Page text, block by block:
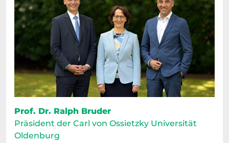
Prof. Dr. Ralph Bruder
Präsident der Carl von Ossietzky Universität
Oldenburg